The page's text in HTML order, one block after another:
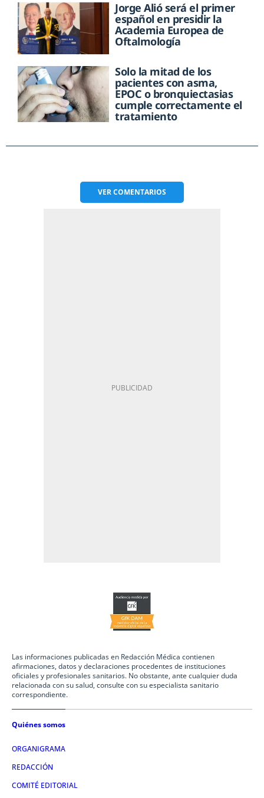
Jorge Alió será el primer
español en presidir la
Academia Europea de
Oftalmología
Solo la mitad de los
pacientes con asma,
EPOC o bronquiectasias
cumple correctamente el
tratamiento
VERCOMENTARIOS
Las informaciones publicadas en Redacción Médica contienen
afirmaciones, datos y declaraciones procedentes de instituciones
oficiales y profesionales sanitarios. No obstante, ante cualquier duda
relacionada con su salud, consulte con su especialista sanitario
correspondiente.
Quiénes somos
ORGANIGRAMA
REDACCIÓN
COMITÉ EDITORIAL